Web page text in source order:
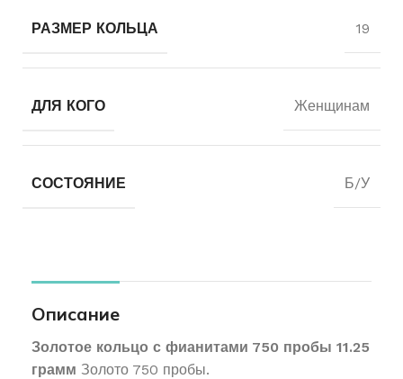
РАЗМЕР КОЛЬЦА 19
ДЛЯ КОГО Женщинам
СОСТОЯНИЕ Б/У
Описание
Золотое кольцо с фианитами 750 пробы 11.25
грамм Золото 750 пробы.